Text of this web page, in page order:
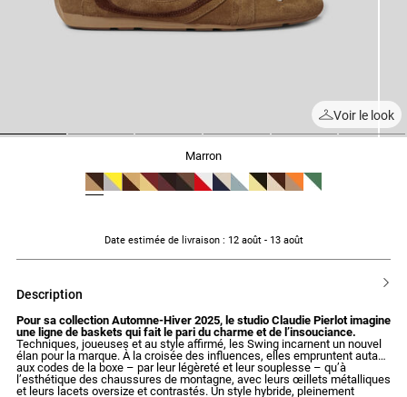
Voir le look
marron
Date estimée de livraison: 12 août - 13 août
description
Pour sa collection Automne-Hiver 2025, le studio Claudie Pierlot imagine
une ligne de baskets qui fait le pari du charme et de l’insouciance.
Techniques, joueuses et au style affirmé, les Swing incarnent un nouvel
élan pour la marque. À la croisée des influences, elles empruntent autant
aux codes de la boxe – par leur légèreté et leur souplesse – qu’à
l’esthétique des chaussures de montagne, avec leurs œillets métalliques
et leurs lacets oversize et contrastés. Un style hybride, pleinement